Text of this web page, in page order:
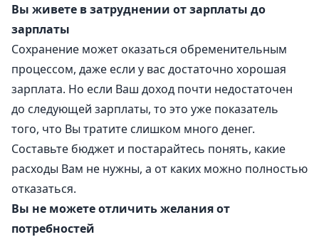
Вы живете в затруднении от зарплаты до
зарплаты
Сохранение может оказаться обременительным
процессом, даже если у вас достаточно хорошая
зарплата. Но если Ваш доход почти недостаточен
до следующей зарплаты, то это уже показатель
того, что Вы тратите слишком много денег.
Составьте бюджет и постарайтесь понять, какие
расходы Вам не нужны, а от каких можно полностью
отказаться.
Вы не можете отличить желания от
потребностей